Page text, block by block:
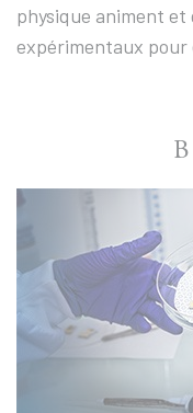
physique animent
expérimentaux